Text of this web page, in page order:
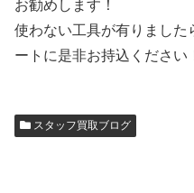
お勧めします！
使わない工具が有りました
ートに是非お持込ください
スタッフ買取ブログ